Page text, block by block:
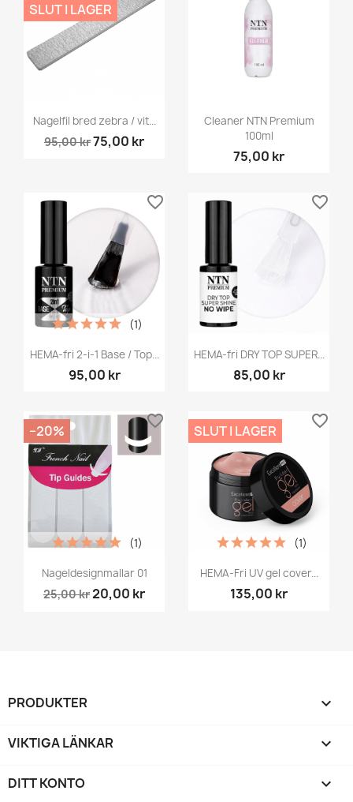
Nagelfil bred zebra / vit...
95,00 kr75,00 kr
SLUT I LAGER
Cleaner NTN Premium
100ml
75,00 kr
HEMA-fri 2-i-1 Base / Top...
95,00 kr
(1)
favorite_border
HEMA-fri DRY TOP SUPER...
85,00 kr
favorite_border
Nageldesignmallar 01
25,00 kr20,00 kr
(1)
−20%
favorite_border
HEMA-Fri UV gel cover...
135,00 kr
(1)
SLUT I LAGER
favorite_border
PRODUKTER 
VIKTIGA LÄNKAR 
DITT KONTO 